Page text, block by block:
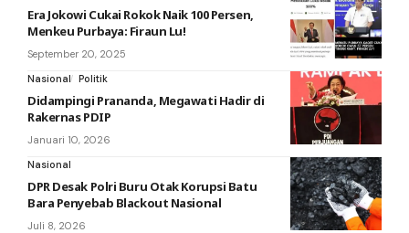
Era Jokowi Cukai Rokok Naik 100 Persen,
Menkeu Purbaya: Firaun Lu!
September 20, 2025
Nasional Politik
Didampingi Prananda, Megawati Hadir di
Rakernas PDIP
Januari 10, 2026
Nasional
DPR Desak Polri Buru Otak Korupsi Batu
Bara Penyebab Blackout Nasional
Juli 8, 2026